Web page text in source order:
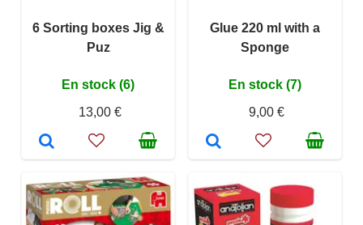
6 Sorting boxes Jig &
Puz
En stock (6)
13,00 €
Glue 220 ml with a
Sponge
En stock (7)
9,00 €